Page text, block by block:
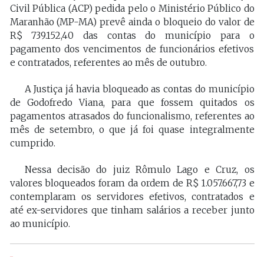
Civil Pública (ACP) pedida pelo o Ministério Público do
Maranhão (MP-MA) prevê ainda o bloqueio do valor de
R$ 739.152,40 das contas do município para o
pagamento dos vencimentos de funcionários efetivos
e contratados, referentes ao mês de outubro.
A Justiça já havia bloqueado as contas do município
de Godofredo Viana, para que fossem quitados os
pagamentos atrasados do funcionalismo, referentes ao
mês de setembro, o que já foi quase integralmente
cumprido.
Nessa decisão do juiz Rômulo Lago e Cruz, os
valores bloqueados foram da ordem de R$ 1.057.667,73 e
contemplaram os servidores efetivos, contratados e
até ex-servidores que tinham salários a receber junto
ao município.